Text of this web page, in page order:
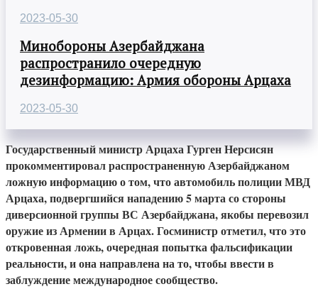
2023-05-30
Минобороны Азербайджана
распространило очередную
дезинформацию: Армия обороны Арцаха
2023-05-30
Государственный министр Арцаха Гурген Нерсисян
прокомментировал распространенную Азербайджаном
ложную информацию о том, что автомобиль полиции МВД
Арцаха, подвергшийся нападению 5 марта со стороны
диверсионной группы ВС Азербайджана, якобы перевозил
оружие из Армении в Арцах. Госминистр отметил, что это
откровенная ложь, очередная попытка фальсификации
реальности, и она направлена ​​на то, чтобы ввести в
заблуждение международное сообщество.